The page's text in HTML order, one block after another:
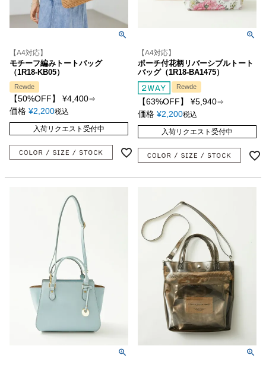
【A4対応】
モチーフ編みトートバッグ
（1R18-KB05）
Rewde
【50%OFF】 ¥4,400⇒
価格 ¥2,200税込
入荷リクエスト受付中
【A4対応】
ポーチ付花柄リバーシブルトート
バッグ（1R18-BA1475）
Rewde
【63%OFF】 ¥5,940⇒
価格 ¥2,200税込
入荷リクエスト受付中